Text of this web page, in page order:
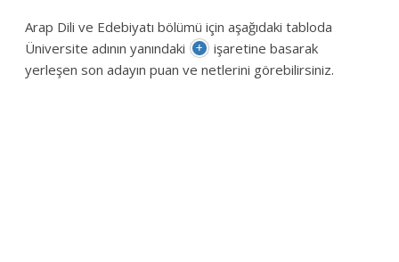
Arap Dili ve Edebiyatı bölümü için aşağıdaki tabloda
Üniversite adının yanındaki
işaretine basarak
yerleşen son adayın puan ve netlerini görebilirsiniz.